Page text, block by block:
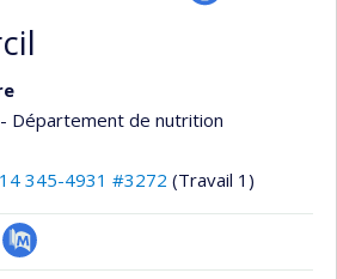
Département de nutrition
345-4931 #3272 (Travail 1)
PubMed